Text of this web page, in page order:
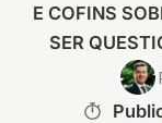
E COFINS
SER